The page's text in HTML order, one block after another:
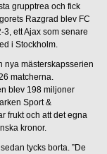
grupptrea och fick
Razgrad blev FC
ett Ajax som senare
i Stockholm.
nya mästerskapsserien
matcherna.
blev 198 miljoner
Sport &
frukt och att det egna
kronor.
tycks borta. ”De